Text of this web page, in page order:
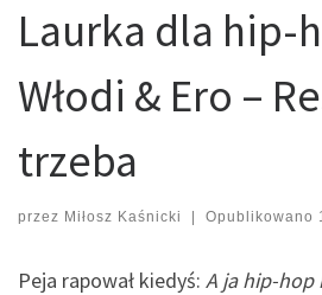
Laurka dla hip-
Włodi & Ero –
trzeba
przez Miłosz Kaśnicki Opublikowano
Peja rapował kiedyś: A ja hip-